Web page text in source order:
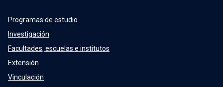
Programas de estudio
Investigación
Facultades, escuelas e institutos
Extensión
Vinculación